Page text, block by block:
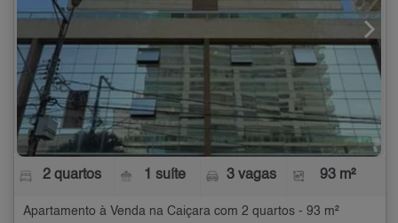
2 quartos 1 suíte 3 vagas 93 m²
Apartamento à Venda na Caiçara com 2 quartos - 93 m²